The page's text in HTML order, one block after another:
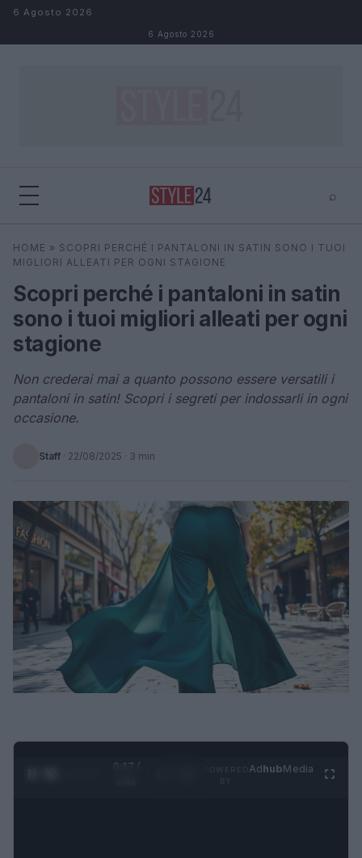
Salta al contenuto
6 Agosto 2026
6 Agosto 2026
⌕
Cerca ⌕ ×
HOME » SCOPRI PERCHÉ I PANTALONI IN SATIN SONO I TUOI
MIGLIORI ALLEATI PER OGNI STAGIONE
Scopri perché i pantaloni in satin
sono i tuoi migliori alleati per ogni
stagione
Non crederai mai a quanto possono essere versatili i
pantaloni in satin! Scopri i segreti per indossarli in ogni
occasione.
Staff · 22/08/2025 · 3 min
0:28 /
AdhubMedia